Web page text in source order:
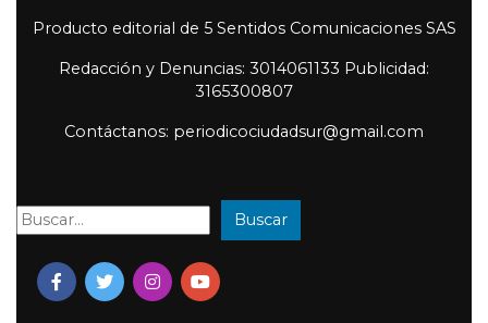
Producto editorial de 5 Sentidos Comunicaciones SAS
Redacción y Denuncias: 3014061133 Publicidad:
3165300807
Contáctanos: periodicociudadsur@gmail.com
Buscar: Buscar